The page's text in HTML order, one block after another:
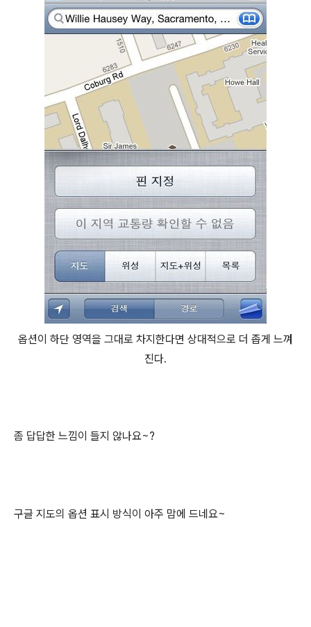
옵션이 하단 영역을 그대로 차지한다면 상대적으로 더 좁게 느껴
진다.
좀 답답한 느낌이 들지 않나요~?
구글 지도의 옵션 표시 방식이 아주 맘에 드네요~